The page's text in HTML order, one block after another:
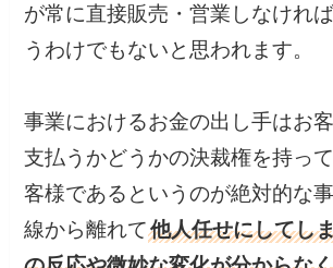
が常に直接販売・営業しなけれ
うわけでもないと思われます。
事業におけるお金の出し手はお
支払うかどうかの決裁権を持っ
客様であるというのが絶対的な
線から離れて他人任せにしてし